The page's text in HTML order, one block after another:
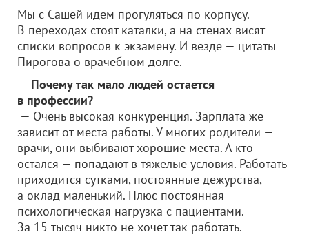
Мы с Сашей идем прогуляться по корпусу.
В переходах стоят каталки, а на стенах висят
списки вопросов к экзамену. И везде — цитаты
Пирогова о врачебном долге.
— Почему так мало людей остается
в профессии?
— Очень высокая конкуренция. Зарплата же
зависит от места работы. У многих родители —
врачи, они выбивают хорошие места. А кто
остался — попадают в тяжелые условия. Работать
приходится сутками, постоянные дежурства,
а оклад маленький. Плюс постоянная
психологическая нагрузка с пациентами.
За 15 тысяч никто не хочет так работать.